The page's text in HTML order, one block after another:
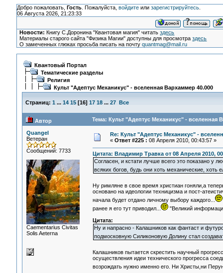
Добро пожаловать, Гость. Пожалуйста, войдитеили зарегистрируйтесь.
06 Августа 2026, 21:23:33
Новости: Книгу С.Доронина "Квантовая магия" читатьздесь
Материалы старого сайта "Физика Магии" доступны для просмотраздесь
О замеченных глюках просьба писать на почтуquantmag@mail.ru
Квантовый Портал
Тематические разделы
Религия
Культ "Адептус Механикус" - вселенная Вархаммер 40.000
Страниц: 1 ... 14 15[16] 17 18 ... 27 Все
Автор Тема: Культ "Адептус Механикус" - вселенная
Quangel
Ветеран
Сообщений: 7733
Сaementarius Civitas
Solis Aeterna
Re: Культ "Адептус Механикус" -
« Ответ #225 : 08 Апреля 2010, 00:43:57 »
Цитата: Владимир Травка от 08 Апреля 2010,
Согласен, и кстати лучше всего это показано у
всяких богов, будь они хоть механические, хоть
Ну римляне в свое время христиан гоняли,а
основано на идеологии техницизма и пост-
начала будет отдано личному выбору каждого...
ранее я его тут приводил...
"Великий
Цитата:
Ну и напрасно - Калашников как фантаст и
подмосковную Силиконовую Долину стал
Калашников пытается скрестить научный
осуществления идеи технического прогресса
возрождать нужно именно его. Ни Христы,ни